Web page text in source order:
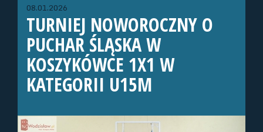
08.01.2026
TURNIEJ NOWOROCZNY O
PUCHAR ŚLĄSKA W
KOSZYKÓWCE 1X1 W
KATEGORII U15M